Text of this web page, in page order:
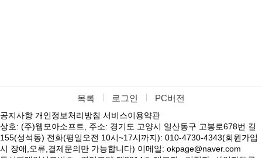
목록 로그인 PC버전
공지사항 개인정보처리방침 서비스이용약관
상호: (주)웹모아소프트, 주소: 경기도 고양시 일산동구 고봉로678번 길
155(성석동) 전화(평일오전 10시~17시까지): 010-4730-4343(회원가입
시 장애,오류,결제문의만 가능합니다) 이메일: okpage@naver.com